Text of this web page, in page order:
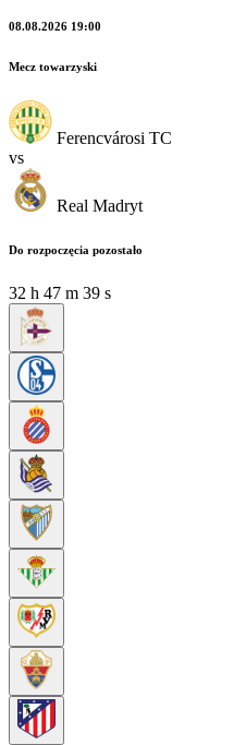
08.08.2026 19:00
Mecz towarzyski
Ferencvárosi TC
vs
Real Madryt
Do rozpoczęcia pozostało
32 h 47 m 37 s